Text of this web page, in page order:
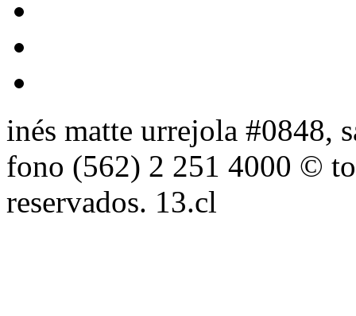
inés matte urrejola #0848,
fono (562) 2 251 4000 ©
reservados. 13.cl